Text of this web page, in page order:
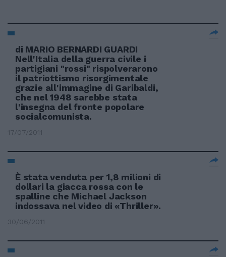
di MARIO BERNARDI GUARDI
Nell'Italia della guerra civile i
partigiani "rossi" rispolverarono
il patriottismo risorgimentale
grazie all'immagine di Garibaldi,
che nel 1948 sarebbe stata
l'insegna del fronte popolare
socialcomunista.
17/07/2011
È stata venduta per 1,8 milioni di
dollari la giacca rossa con le
spalline che Michael Jackson
indossava nel video di «Thriller».
30/06/2011